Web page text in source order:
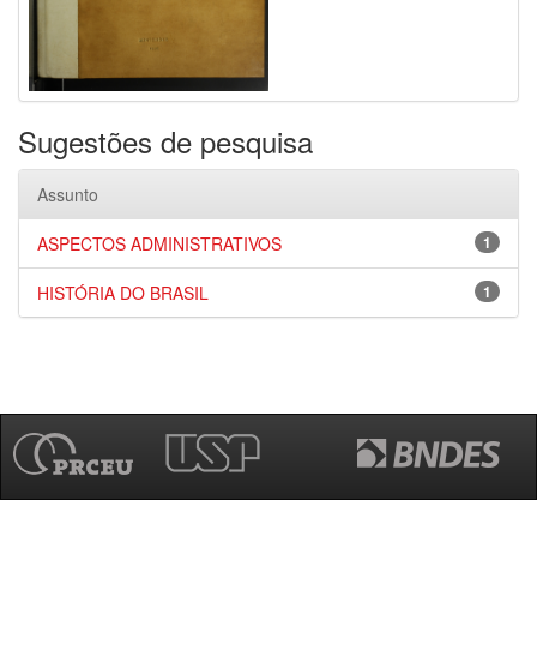
Sugestões de pesquisa
Assunto
1
ASPECTOS ADMINISTRATIVOS
1
HISTÓRIA DO BRASIL